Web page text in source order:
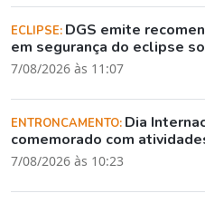
ECLIPSE: DGS emite
em segurança do eclipse
7/08/2026 às 11:07
ENTRONCAMENTO: Dia
comemorado com
7/08/2026 às 10:23